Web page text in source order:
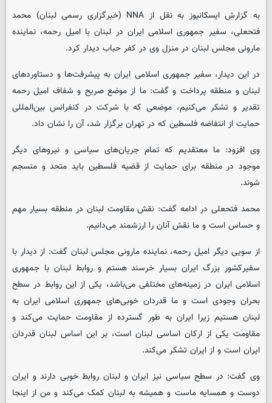
به گزارش ایسکانیوز به نقل از NNA (خبرگزاری رسمی لبنان) محمد
فتحعلی، سفیر جمهوری اسلامی ایران در لبنان با امیل رحمه، نماینده
مارونی مجلس لبنان در منزل وی در کفر حباب دیدار کرد.
در این دیدار، سفیر جمهوری اسلامی ایران به پیشرفت‌ها و دستاوردهای
لبنان و منطقه پرداخت و گفت: ما از موضع صریح و شفاف امیل رحمه
تقدیر و تشکر می‌کنیم، موضعی که با شرکت در کنفرانس بین‌المللی
حمایت از انتفاضه فلسطین که در تهران برگزار شد، آن را نشان داد.
وی افزود: ما معتقدیم که تمام جریان‌های سیاسی و نیروهای دیگر
موجود در منطقه برای حمایت از قضیه فلسطین باید متحد و منسجم
شوند.
محمد فتحعلی در ادامه گفت: نقش مقاومت لبنان در منطقه بسیار مهم
و حساس است و ما نقش آنان را ارزشمند می‌دانیم.
از سویی دیگر امیل رحمه، نماینده مارونی مجلس لبنان گفت: از دیدار با
سفیرکشور بزرگ ایران بسیار خرسند هستم و روابط لبنان با جمهوری
اسلامی ایران در زمینه‌های مختلفی می‌باشد، ‌یکی از این روابط در سطح
بحران وجودی است و ما قدردان خوبی‌های جمهوری اسلامی ایران به
لبنان هستیم زیرا ایران به طور گسترده از مقاومت حمایت می‌کند و
مقاومت یکی از ارکان اساسی لبنان است،‌ بر این اساس لبنان قدردان
ایران است و از ایران تشکر می‌کند.
وی گفت: در سطح سیاسی نیز ایران و لبنان روابط خوبی دارند و ایران
دوست و همسایه ماست و همیشه به لبنان کمک می‌کند و من از اینجا